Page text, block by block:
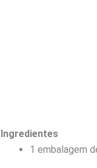
Ingredientes
1 embalagem